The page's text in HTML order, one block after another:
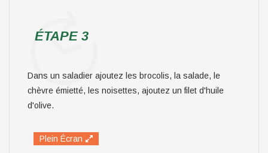
ÉTAPE 3
Dans un saladier ajoutez les brocolis, la salade, le
chèvre émietté, les noisettes, ajoutez un filet d'huile
d'olive.
Plein Écran